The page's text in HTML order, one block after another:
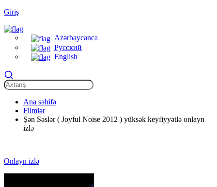
Giriş
Azərbaycanca
Русский
English
Ana səhifə
Filmlər
Şən Səslər ( Joyful Noise 2012 ) yüksək keyfiyyətlə onlayn
izlə
Onlayn izlə